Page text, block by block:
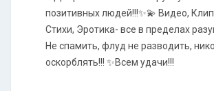
позитивных людей!!!✨💫 Видео,
Стихи, Эротика- все в пределах
Не спамить, флуд не разводить,
оскорблять!!! ✨Всем удачи!!!